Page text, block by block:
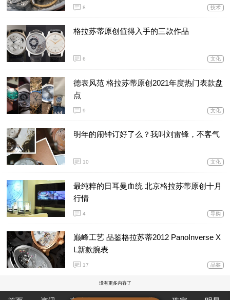
8 技术
格拉苏蒂原创值得入手的三款作品
6 文化
德表风范 格拉苏蒂原创2021年度热门表款盘
点
9 文化
明年的闹钟订好了么？我叫刘雷锋，不客气
10 文化
最纯粹的日耳曼血统 北京格拉苏蒂原创十月
行情
4 导购
巅峰工艺 品鉴格拉苏蒂2012 PanoInverse X
L新款腕表
17 品鉴
没有更多内容了